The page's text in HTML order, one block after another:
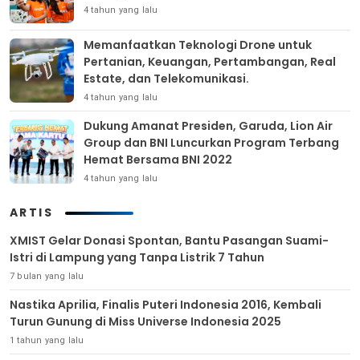
4 tahun yang lalu
Memanfaatkan Teknologi Drone untuk
Pertanian, Keuangan, Pertambangan, Real
Estate, dan Telekomunikasi.
4 tahun yang lalu
Dukung Amanat Presiden, Garuda, Lion Air
Group dan BNI Luncurkan Program Terbang
Hemat Bersama BNI 2022
4 tahun yang lalu
ARTIS
XMIST Gelar Donasi Spontan, Bantu Pasangan Suami-
Istri di Lampung yang Tanpa Listrik 7 Tahun
7 bulan yang lalu
Nastika Aprilia, Finalis Puteri Indonesia 2016, Kembali
Turun Gunung di Miss Universe Indonesia 2025
1 tahun yang lalu